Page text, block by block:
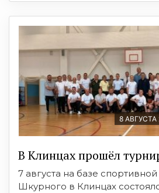
8 АВГУСТА
В Клинцах прошёл
7 августа на базе
Шкурного в Клинцах